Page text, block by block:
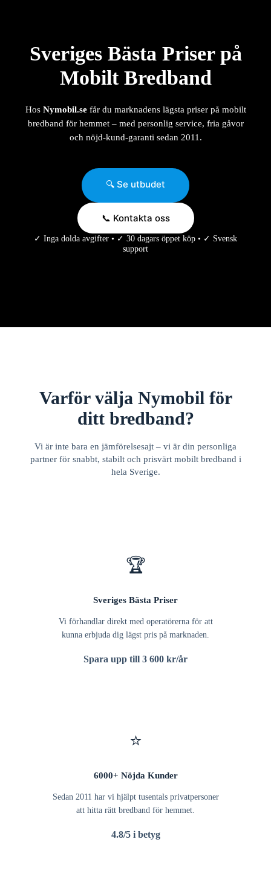
Sveriges Bästa Priser på
Mobilt Bredband
Hos Nymobil.sefår du marknadens lägsta priser på mobilt
bredband för hemmet – med personlig service, fria gåvor
och nöjd-kund-garanti sedan 2011.
🔍 Se utbudet
📞 Kontakta oss
✓ Inga dolda avgifter • ✓ 30 dagars öppet köp • ✓ Svensk
support
Varför välja Nymobil för
ditt bredband?
Vi är inte bara en jämförelsesajt – vi är din personliga
partner för snabbt, stabilt och prisvärt mobilt bredband i
hela Sverige.
🏆
Sveriges Bästa Priser
Vi förhandlar direkt med operatörerna för att
kunna erbjuda dig lägst pris på marknaden.
Spara upp till 3 600 kr/år
⭐
6000+ Nöjda Kunder
Sedan 2011 har vi hjälpt tusentals privatpersoner
att hitta rätt bredband för hemmet.
4.8/5 i betyg